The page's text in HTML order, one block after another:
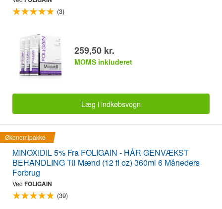
(3)
259,50 kr.
MOMS inkluderet
Læg i indkøbsvogn
Økonomipakke
MINOXIDIL 5% Fra FOLIGAIN - HÅR GENVÆKST
BEHANDLING Til Mænd (12 fl oz) 360ml 6 Måneders
Forbrug
Ved FOLIGAIN
(39)